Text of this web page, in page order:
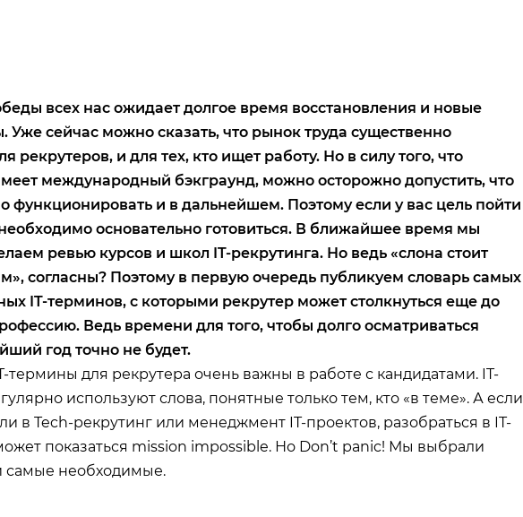
всех нас ожидает долгое время восстановления и новые
Уже сейчас можно сказать, что рынок труда существенно
рекрутеров, и для тех, кто ищет работу. Но в силу того, что
международный бэкграунд, можно осторожно допустить, что
функционировать и в дальнейшем. Поэтому если у вас цель пойти
основательно готовиться. В ближайшее время мы
ревью курсов и школ IT-рекрутинга. Но ведь «слона стоит
согласны? Поэтому в первую очередь публикуем словарь самых
IT-терминов, с которыми рекрутер может столкнуться еще до
Ведь времени для того, чтобы долго осматриваться
год точно не будет.
термины для рекрутера очень важны в работе с кандидатами. IT-
используют слова, понятные только тем, кто «в теме». А если
в Tech-рекрутинг или менеджмент IT-проектов, разобраться в IT-
показаться mission impossible. Но Don’t panic! Мы выбрали
необходимые.